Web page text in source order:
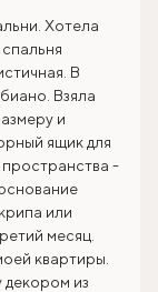
Хотела
В
Взяла
и
ящик для
-
или
месяц.
квартиры.
из